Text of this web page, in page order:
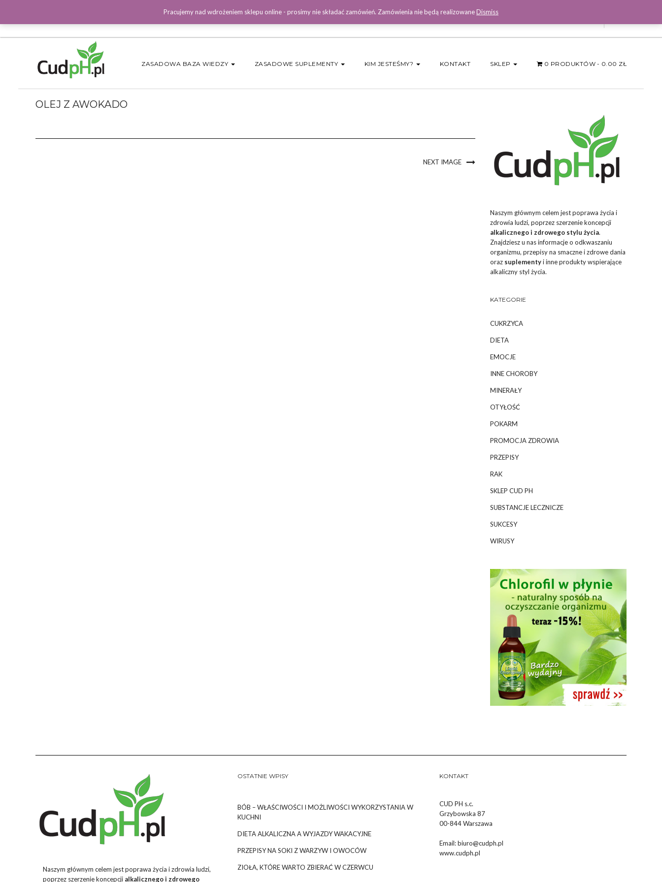
ZASADOWA BAZA WIEDZY ZASADOWE SUPLEMENTY KIM JESTEŚMY? KONTAKT SKLEP 0 PRODUKTÓW 0.00 ZŁ
OLEJ Z AWOKADO
NEXT IMAGE
Naszym głównym celem jest poprawa życia i
zdrowia ludzi, poprzez szerzenie koncepcji
alkalicznego i zdrowego stylu życia.
Znajdziesz u nas informacje o odkwaszaniu
organizmu, przepisy na smaczne i zdrowe dania
oraz suplementyi inne produkty wspierające
alkaliczny styl życia.
KATEGORIE
CUKRZYCA
DIETA
EMOCJE
INNE CHOROBY
MINERAŁY
OTYŁOŚĆ
POKARM
PROMOCJA ZDROWIA
PRZEPISY
RAK
SKLEP CUD PH
SUBSTANCJE LECZNICZE
SUKCESY
WIRUSY
Naszym głównym celem jest poprawa życia i zdrowia ludzi,
poprzez szerzenie koncepcji alkalicznego i zdrowego
OSTATNIE WPISY
BÓB – WŁAŚCIWOŚCI I MOŻLIWOŚCI WYKORZYSTANIA W
KUCHNI
DIETA ALKALICZNA A WYJAZDY WAKACYJNE
PRZEPISY NA SOKI Z WARZYW I OWOCÓW
ZIOŁA, KTÓRE WARTO ZBIERAĆ W CZERWCU
KONTAKT
CUD PH s.c.
Grzybowska 87
00-844 Warszawa
Email:biuro@cudph.pl
www.cudph.pl
Pracujemy nad wdrożeniem sklepu online - prosimy nie składać zamówień. Zamówienia nie będą realizowaneDismiss